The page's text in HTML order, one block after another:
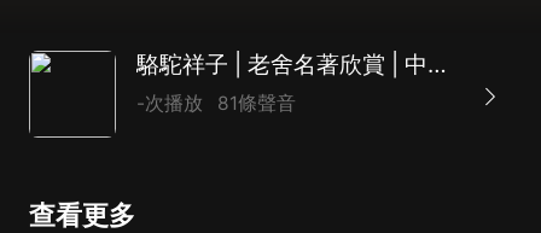
駱駝祥子 | 老舍名著欣賞 | 中學生名著助讀
-次播放 81條聲音
查看更多